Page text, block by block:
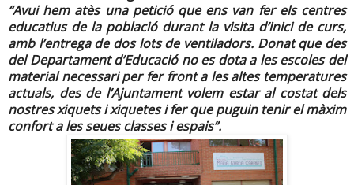
“Avui hem atès una petició que ens van fer els centres
educatius de la població durant la visita d’inici de curs,
amb l’entrega de dos lots de ventiladors. Donat que des
del Departament d’Educació no es dota a les escoles del
material necessari per fer front a les altes temperatures
actuals, des de l’Ajuntament volem estar al costat dels
nostres xiquets i xiquetes i fer que puguin tenir el màxim
confort a les seues classes i espais”.